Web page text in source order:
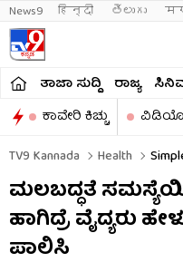
News9 हिन्दी తెలుగు
ತಾಜಾ ಸುದ್ದಿ ರಾಜ್ಯ
ಕಾವೇರಿ ಕಿಚ್ಚು
TV9 Kannada
Health
ಮಲಬದ್ಧತೆ
ಹಾಗಿದ್ರೆ ವೈದ್ಯರು
ಪಾಲಿಸಿ